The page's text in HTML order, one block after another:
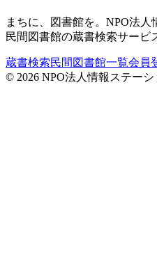
まちに、図書館を。NPO法
民間図書館の蔵書検索サービ
蔵書検索民間図書館一覧会員
© 2026 NPO法人情報ステーシ